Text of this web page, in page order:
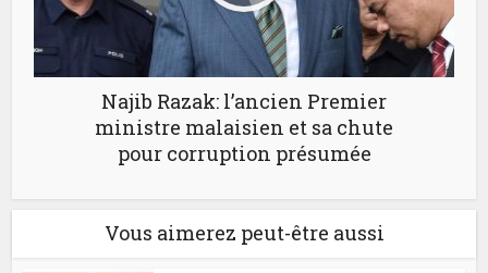
Najib Razak: l’ancien Premier
ministre malaisien et sa chute
pour corruption présumée
Vous aimerez peut-être aussi